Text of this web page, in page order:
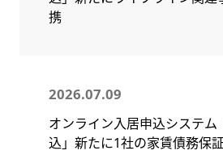
携
2026.07.09
オンライン入居申込システム
込」新たに1社の家賃債務保